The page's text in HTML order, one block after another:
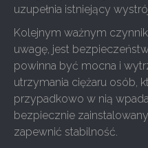
uzupełnia istniejący
Kolejnym ważnym
uwagę, jest
powinna być mocna i
utrzymania ciężaru osób,
przypadkowo w nią
bezpiecznie
zapewnić stabilność.